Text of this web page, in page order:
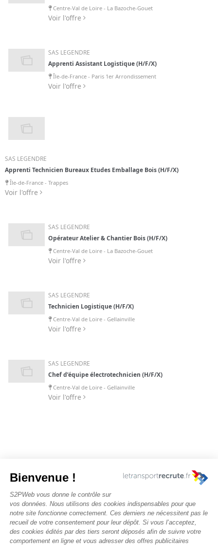
Centre-Val de Loire - La Bazoche-Gouet
Voir l'offre
SAS LEGENDRE
Apprenti Assistant Logistique (H/F/X)
Île-de-France - Paris 1er Arrondissement
Voir l'offre
SAS LEGENDRE
Apprenti Technicien Bureaux Etudes Emballage Bois (H/F/X)
Île-de-France - Trappes
Voir l'offre
SAS LEGENDRE
Opérateur Atelier & Chantier Bois (H/F/X)
Centre-Val de Loire - La Bazoche-Gouet
Voir l'offre
SAS LEGENDRE
Technicien Logistique (H/F/X)
Centre-Val de Loire - Gellainville
Voir l'offre
SAS LEGENDRE
Chef d’équipe électrotechnicien (H/F/X)
Centre-Val de Loire - Gellainville
Voir l'offre
Nous contacter
Rechercher des offres
Faîtes-vous chasser ! Déposez votre CV
Actualités et évènements